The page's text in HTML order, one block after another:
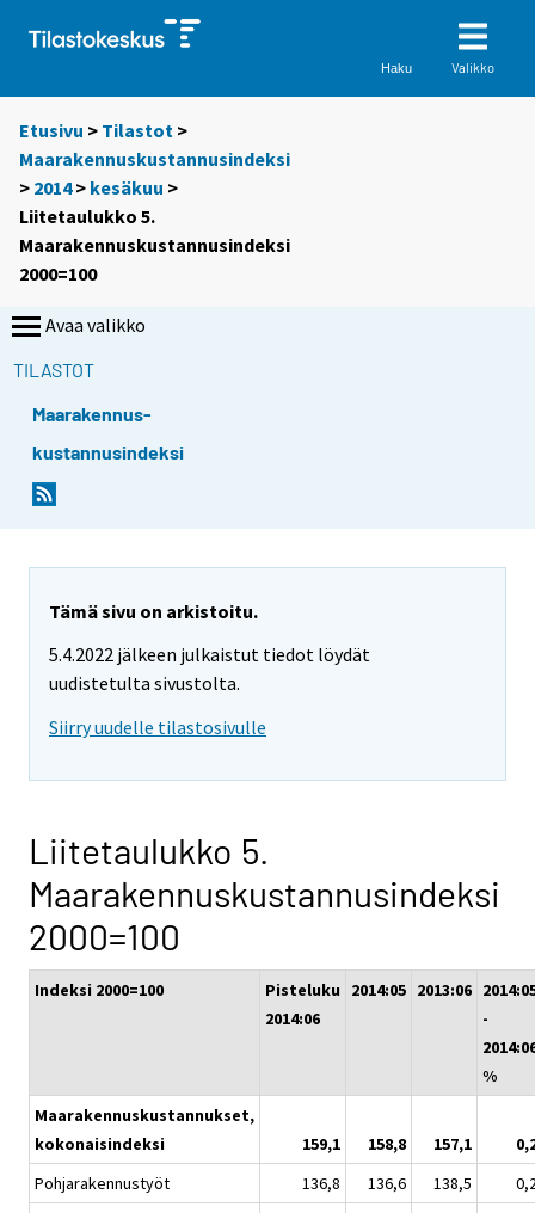
Haku Valikko
Etusivu > Tilastot >
Maarakennuskustannusindeksi
> 2014> kesäkuu >
Liitetaulukko 5.
Maarakennuskustannusindeksi
2000=100
Avaa valikko
TILASTOT
Maarakennus-
kustannusindeksi
Tämä sivu on arkistoitu.
5.4.2022 jälkeen julkaistut tiedot löydät
uudistetulta sivustolta.
Siirry uudelle tilastosivulle
Liitetaulukko 5.
Maarakennuskustannusindeksi
2000=100
Indeksi 2000=100
Pisteluku
2014:06
2014:05 2013:06
-
%
Maarakennuskustannukset,
kokonaisindeksi
159,1 158,8 157,1
Pohjarakennustyöt
136,8 136,6 138,5